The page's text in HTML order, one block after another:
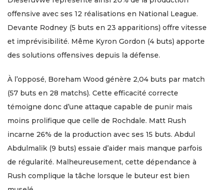
offensive avec ses 12 réalisations en National League.
Devante Rodney (5 buts en 23 apparitions) offre vitesse
et imprévisibilité. Même Kyron Gordon (4 buts) apporte
des solutions offensives depuis la défense.
À l’opposé, Boreham Wood génère 2,04 buts par match
(57 buts en 28 matchs). Cette efficacité correcte
témoigne donc d’une attaque capable de punir mais
moins prolifique que celle de Rochdale. Matt Rush
incarne 26% de la production avec ses 15 buts. Abdul
Abdulmalik (9 buts) essaie d’aider mais manque parfois
de régularité. Malheureusement, cette dépendance à
Rush complique la tâche lorsque le buteur est bien